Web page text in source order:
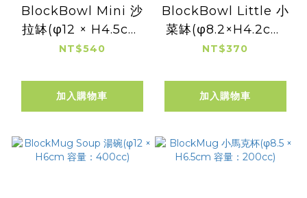
BlockBowl Mini 沙
拉缽(φ12 × H4.5cm
容量：325cc)
NT$540
加入購物車
BlockBowl Little 小
菜缽(φ8.2×H4.2cm
容量：130cc)
NT$370
加入購物車